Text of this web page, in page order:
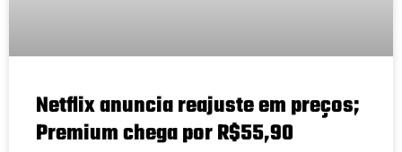
Netflix anuncia reajuste em preços;
Premium chega por R$55,90